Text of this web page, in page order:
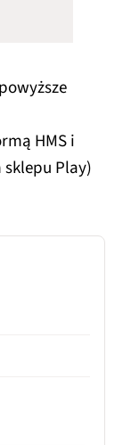
HMS i
sklepu Play)